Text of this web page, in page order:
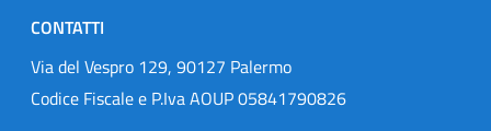
CONTATTI
Via del Vespro 129, 90127 Palermo
Codice Fiscale e P.Iva AOUP 05841790826